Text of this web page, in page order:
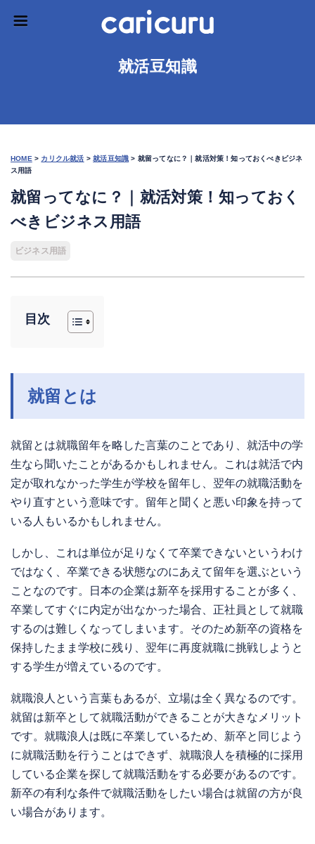
就活豆知識
HOME > カリクル就活 >就活豆知識 > 就留ってなに？｜就活対策！知っておくべきビジネ
ス用語
就留ってなに？｜就活対策！知っておく
べきビジネス用語
ビジネス用語
目次
就留とは
就留とは就職留年を略した言葉のことであり、就活中の学
生なら聞いたことがあるかもしれません。これは就活で内
定が取れなかった学生が学校を留年し、翌年の就職活動を
やり直すという意味です。留年と聞くと悪い印象を持って
いる人もいるかもしれません。
しかし、これは単位が足りなくて卒業できないというわけ
ではなく、卒業できる状態なのにあえて留年を選ぶという
ことなのです。日本の企業は新卒を採用することが多く、
卒業してすぐに内定が出なかった場合、正社員として就職
するのは難しくなってしまいます。そのため新卒の資格を
保持したまま学校に残り、翌年に再度就職に挑戦しようと
する学生が増えているのです。
就職浪人という言葉もあるが、立場は全く異なるのです。
就留は新卒として就職活動ができることが大きなメリット
です。就職浪人は既に卒業しているため、新卒と同じよう
に就職活動を行うことはできず、就職浪人を積極的に採用
している企業を探して就職活動をする必要があるのです。
新卒の有利な条件で就職活動をしたい場合は就留の方が良
い場合があります。